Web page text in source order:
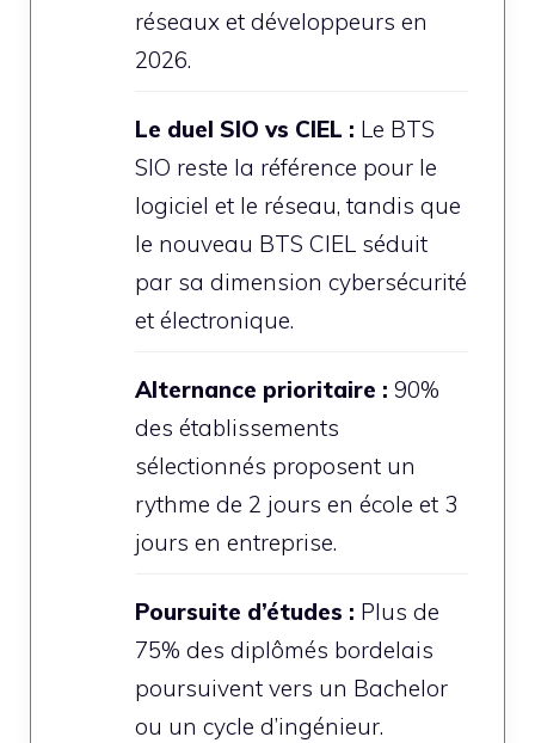
réseaux et développeurs en
2026.
Le duel SIO vs CIEL : Le BTS
SIO reste la référence pour le
logiciel et le réseau, tandis que
le nouveau BTS CIEL séduit
par sa dimension cybersécurité
et électronique.
Alternance prioritaire : 90%
des établissements
sélectionnés proposent un
rythme de 2 jours en école et 3
jours en entreprise.
Poursuite d’études : Plus de
75% des diplômés bordelais
poursuivent vers un Bachelor
ou un cycle d’ingénieur.